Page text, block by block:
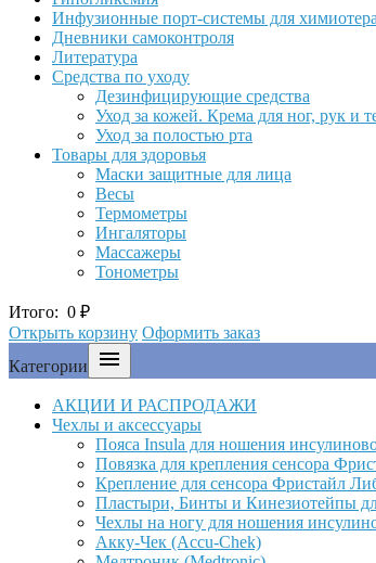
Инфузионные порт-системы для
Дневники самоконтроля
Литература
Средства по уходу
Дезинфицирующие средства
Уход за кожей. Крема для ног, рук и
Уход за полостью рта
Товары для здоровья
Маски защитные для лица
Весы
Термометры
Ингаляторы
Массажеры
Тонометры
Итого: 0 ₽
Открыть корзину Оформить заказ
Категории

АКЦИИ И РАСПРОДАЖИ
Чехлы и аксессуары
Пояса Insula для ношения
Повязка для крепления сенсора
Крепление для сенсора Фристайл
Пластыри, Бинты и Кинезиотейпы
Чехлы на ногу для ношения
Акку-Чек (Accu-Chek)